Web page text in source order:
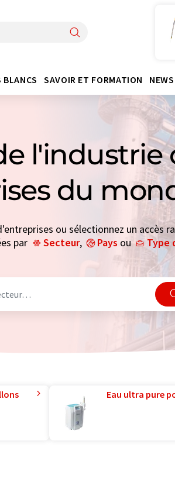
BLANCS SAVOIR ET FORMATION
l'industrie
du
ou sélectionnez un accès
par
Secteur, Pays ou Type
Eau ultra pure